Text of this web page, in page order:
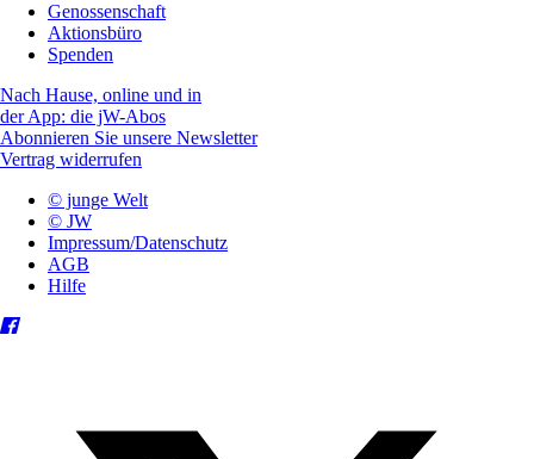
Genossenschaft
Aktionsbüro
Spenden
Nach Hause, online und in
der App: die jW-Abos
Abonnieren Sie unsere Newsletter
Vertrag widerrufen
© junge Welt
© JW
Impressum/Datenschutz
AGB
Hilfe